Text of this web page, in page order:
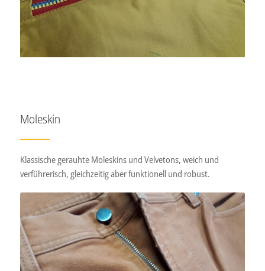
Moleskin
Klassische gerauhte Moleskins und Velvetons, weich und
verführerisch, gleichzeitig aber funktionell und robust.